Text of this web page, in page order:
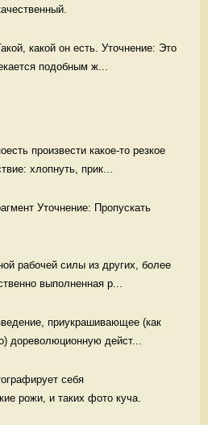
какой он есть. Уточнение: Это
подобным ж...
произвести какое-то резкое
хлопнуть, прик...
Уточнение: Пропускать
рабочей силы из других, более
выполненная р...
приукрашивающее (как
дореволюционную дейст...
себя
рожи, и таких фото куча.